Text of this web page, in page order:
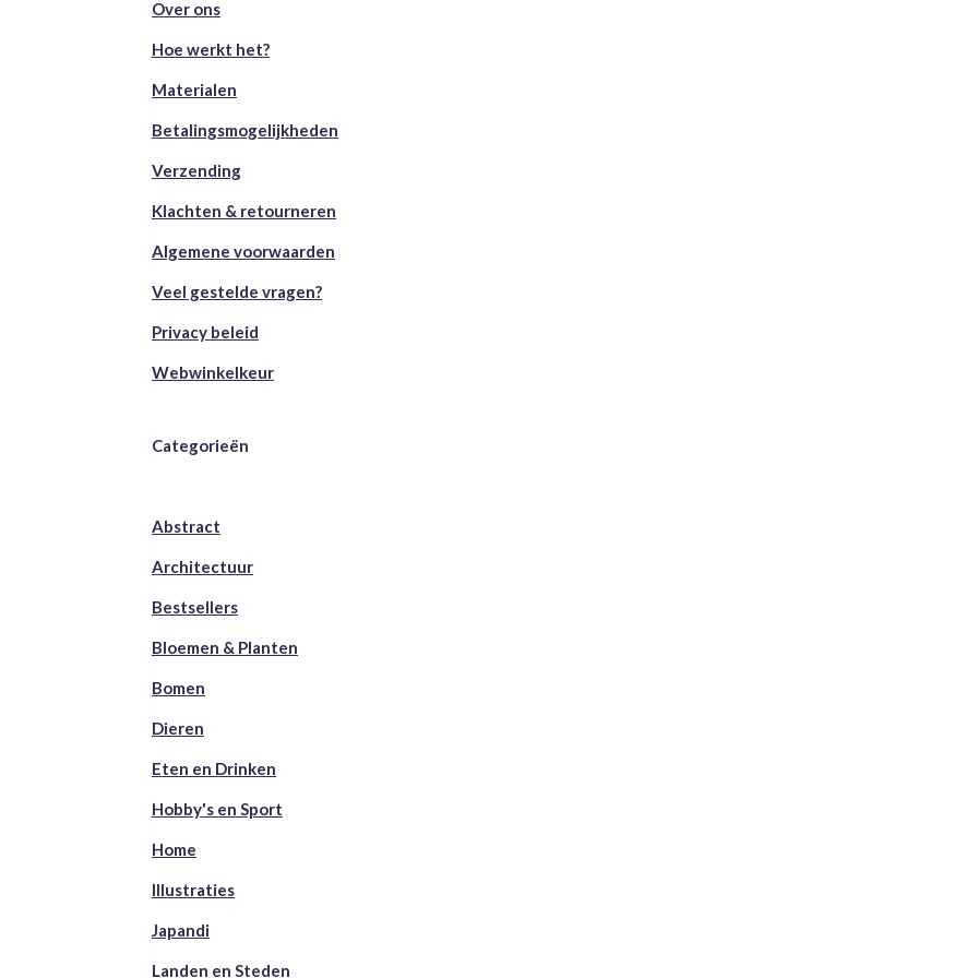
Over ons
Hoe werkt het?
Materialen
Betalingsmogelijkheden
Verzending
Klachten & retourneren
Algemene voorwaarden
Veel gestelde vragen?
Privacy beleid
Webwinkelkeur
Categorieën
Abstract
Architectuur
Bestsellers
Bloemen & Planten
Bomen
Dieren
Eten en Drinken
Hobby's en Sport
Home
Illustraties
Japandi
Landen en Steden